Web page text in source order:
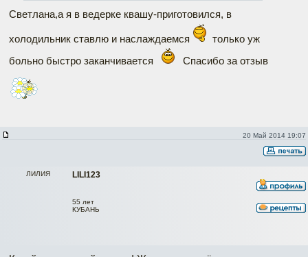
Светлана,а я в ведерке квашу-приготовился, в
холодильник ставлю и наслаждаемся
только уж
больно быстро заканчивается
Спасибо за отзыв
20 Май 2014 19:07
LILI123
ЛИЛИЯ
55 лет
КУБАНЬ